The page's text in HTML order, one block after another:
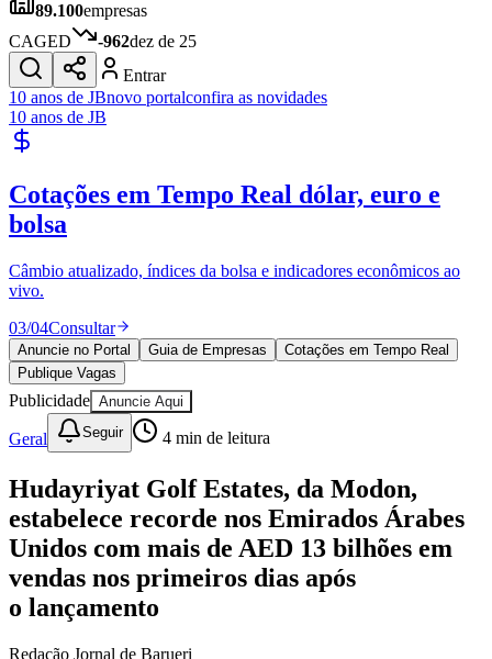
Gastronomia
Cinema & Shows
JogosNovo
Para Sua Empresa
Publicidade Legal
Política
Esportes
Cultura
Meio Ambiente
Obras
Educação
Bairros de Barueri
Selecione sua região Para notícias da sua região
AldeiaAldeia da SerraAldeia de BarueriAlphavilleBairro
JubranBelvalBethavilleBoa
Califórnia Carapicuíba Centro Chácaras Marco
RegiãoCotiaCruz PretaEngenho NovoFazenda
MilitarItapeviJandiraJardim Audir
Califórnia
Esperança Jardim Graziela Jardim Iracema
89.100empresas
CAGED
-962dez de 25
Entrar
10 anos de JBnovo portalconfira as novidades
10 anos de JB
Cotações em Tempo Real dólar, euro e
bolsa
Câmbio atualizado, índices da bolsa e indicadores econômicos ao
vivo.
03/04Consultar
Anuncie no Portal Guia de Empresas
Cotações em Tempo Real
Publique Vagas
Publicidade Anuncie Aqui
Geral Seguir 4 min de leitura
Hudayriyat Golf Estates, da Modon,
estabelece recorde nos Emirados Árabes
Unidos com mais de AED 13 bilhões em
vendas nos primeiros dias após
o lançamento
Redação Jornal de Barueri